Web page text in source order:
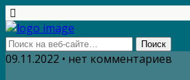
09.11.2022 • нет комментариев